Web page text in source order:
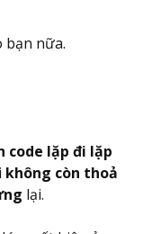
bạn nữa.
code lặp đi lặp
không còn thoả
lại.